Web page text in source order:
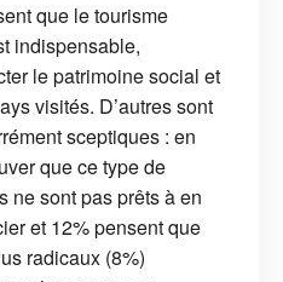
que le tourisme
indispensable,
le patrimoine social et
visités. D’autres sont
sceptiques : en
que ce type de
ne sont pas prêts à en
et 12% pensent que
radicaux (8%)